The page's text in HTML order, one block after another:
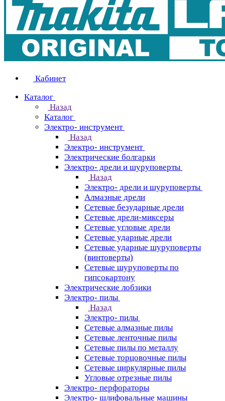
Кабинет
Каталог
Назад
Каталог
Электро- инструмент
Назад
Электро- инструмент
Электрические болгарки
Электро- дрели и шуруповерты
Назад
Электро- дрели и шуруповерты
Алмазные дрели
Сетевые безударные дрели
Сетевые дрели-миксеры
Сетевые угловые дрели
Сетевые ударные дрели
Сетевые ударные шуруповерты
(винтоверты)
Сетевые шуруповерты по
гипсокартону
Электрические лобзики
Электро- пилы
Назад
Электро- пилы
Сетевые алмазные пилы
Сетевые ленточные пилы
Сетевые пилы по металлу
Сетевые торцовочные пилы
Сетевые циркулярные пилы
Угловые отрезные пилы
Электро- перфораторы
Электро- шлифовальные машины